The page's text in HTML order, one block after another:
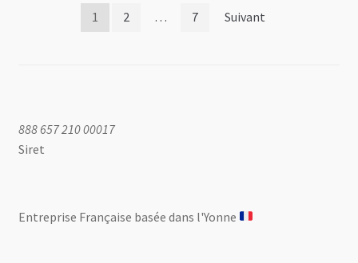
Pagination
1 2 … 7 Suivant
888 657 210 00017
Siret
Entreprise Française basée dans l'Yonne ​